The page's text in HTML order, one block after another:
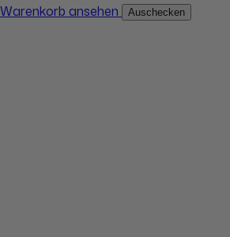
Warenkorb ansehen Auschecken